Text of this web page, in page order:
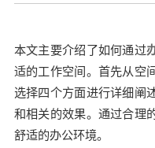
本文主要介绍了如何通过
适的工作空间。首先从空
选择四个方面进行详细阐
和相关的效果。通过合理
舒适的办公环境。